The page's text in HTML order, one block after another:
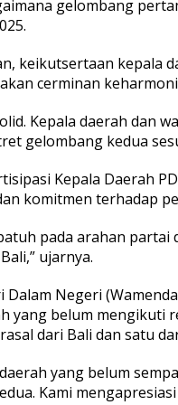
gelombang
keikutsertaan kepala
cerminan
Kepala daerah dan
gelombang kedua
Kepala Daerah
komitmen terhadap
pada arahan
ujarnya.
Dalam Negeri
yang belum mengikuti
dari Bali dan satu
yang belum
Kami